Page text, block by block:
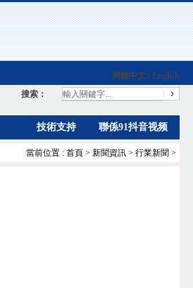
簡體中文| English
搜索：
技術支持 聯係91抖音视频
當前位置 : 首頁> 新聞資訊> 行業新聞 >